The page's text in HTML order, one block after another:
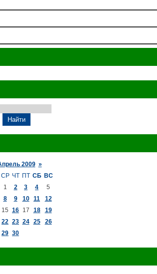
2009 »
СР ЧТ ПТ СБ ВС
1
2 3 4
5
8 9 10 11
12
15 16 17 18
19
22 23 24 25
26
29 30